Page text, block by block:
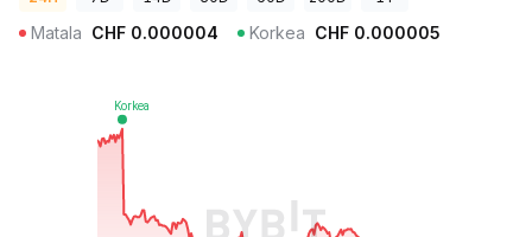
Matala CHF 0.000004 Korkea CHF 0.000005